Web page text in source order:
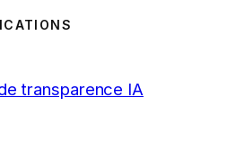
transparence IA